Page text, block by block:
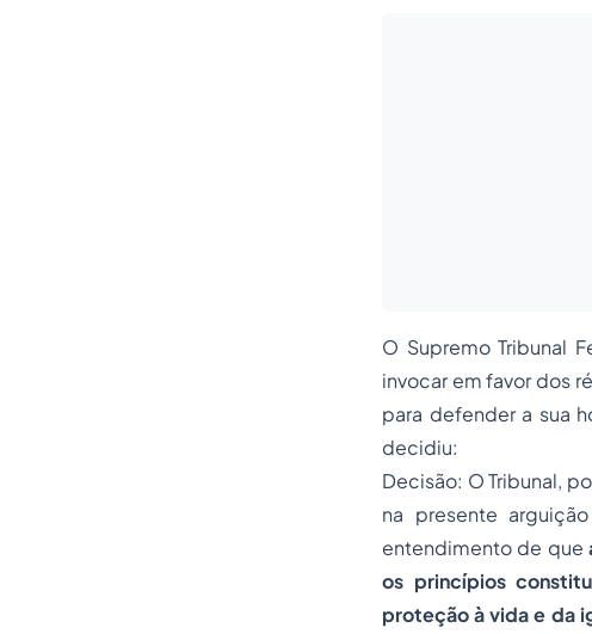
O Supremo Tribunal
invocar em favor dos
para defender a sua
decidiu:
Decisão: O Tribunal,
na presente
entendimento de que
os princípios
proteção à vida e da